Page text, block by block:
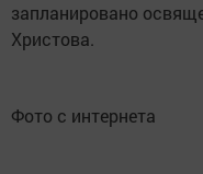
запланировано
Христова.
Фото с интернета